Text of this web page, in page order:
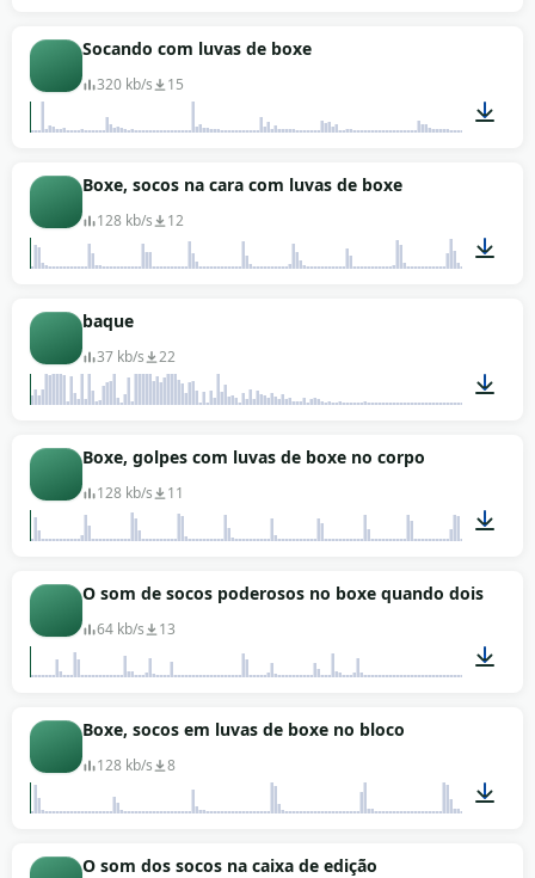
Socando com luvas de boxe
320 kb/s 15
Boxe, socos na cara com luvas de boxe
128 kb/s 12
baque
37 kb/s 22
Boxe, golpes com luvas de boxe no corpo
128 kb/s 11
00:13
O som de socos poderosos no boxe quando dois
64 kb/s 13
Boxe, socos em luvas de boxe no bloco
128 kb/s 8
O som dos socos na caixa de edição